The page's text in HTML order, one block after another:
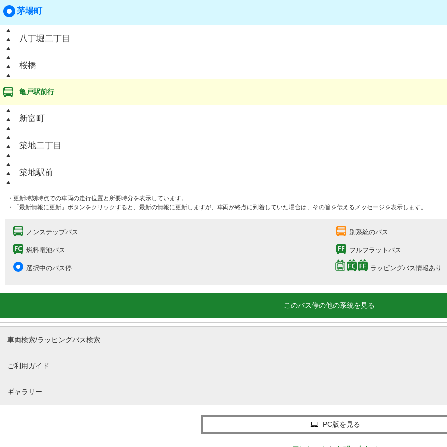
茅場町
八丁堀二丁目
桜橋
亀戸駅前行
新富町
築地二丁目
築地駅前
・更新時刻時点での車両の走行位置と所要時分を表示しています。
・「最新情報に更新」ボタンをクリックすると、最新の情報に更新しますが、車両が終点に到着していた場合は、その旨を伝えるメッセージを表示します。
ノンステップバス 別系統のバス
燃料電池バス フルフラットバス
選択中のバス停 ラッピングバス情報あり
このバス停の他の系統を見る
車両検索/ラッピングバス検索
ご利用ガイド
ギャラリー
PC版を見る